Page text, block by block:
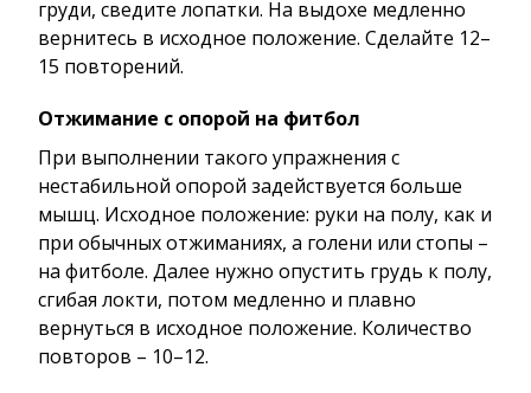
груди, сведите лопатки. На выдохе медленно
вернитесь в исходное положение. Сделайте 12–
15 повторений.
Отжимание с опорой на фитбол
При выполнении такого упражнения с
нестабильной опорой задействуется больше
мышц. Исходное положение: руки на полу, как и
при обычных отжиманиях, а голени или стопы –
на фитболе. Далее нужно опустить грудь к полу,
сгибая локти, потом медленно и плавно
вернуться в исходное положение. Количество
повторов – 10–12.